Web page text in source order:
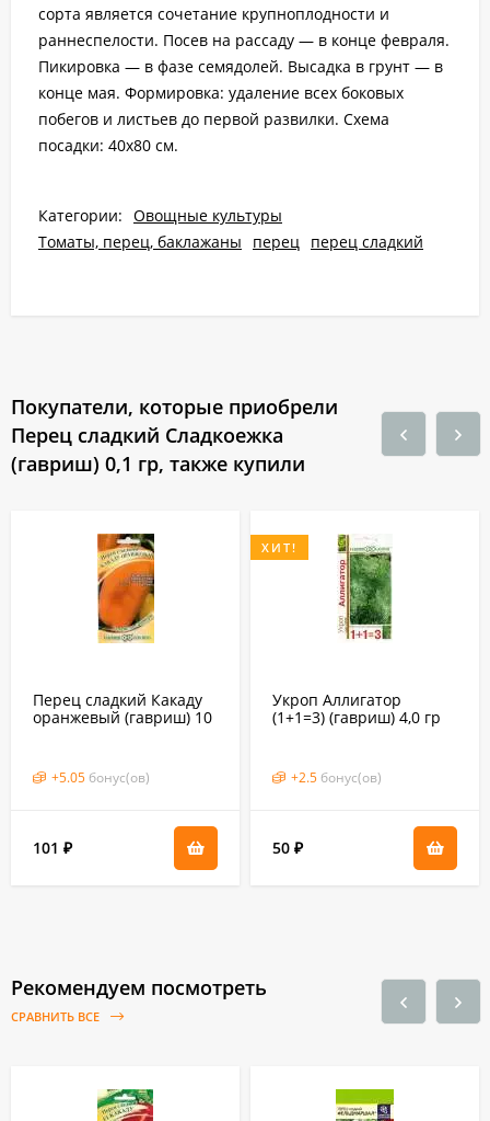
сорта является сочетание крупноплодности и
раннеспелости. Посев на рассаду — в конце февраля.
Пикировка — в фазе семядолей. Высадка в грунт — в
конце мая. Формировка: удаление всех боковых
побегов и листьев до первой развилки. Схема
посадки: 40х80 см.
Категории: Овощные культуры
Томаты, перец, баклажаны
перец перец сладкий
Покупатели, которые приобрели
Перец сладкий Сладкоежка
(гавриш) 0,1 гр, также купили
Перец сладкий Какаду
оранжевый (гавриш) 10
+5.05 бонус(ов)
101 ₽
ХИТ!
Укроп Аллигатор
(1+1=3) (гавриш) 4,0 гр
+2.5 бонус(ов)
50 ₽
Рекомендуем посмотреть
СРАВНИТЬ ВСЕ